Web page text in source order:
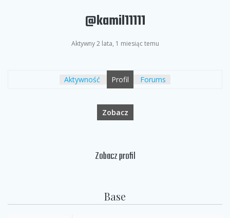
@kamil11111
Aktywny 2 lata, 1 miesiąc temu
Aktywność Profil Forums
Zobacz
Zobacz profil
Base